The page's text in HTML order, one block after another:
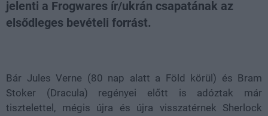
jelenti a Frogwares ír/ukrán csapatának az
elsődleges bevételi forrást.
Bár Jules Verne (80 nap alatt a Föld körül) és Bram
Stoker (Dracula) regényei előtt is adóztak már
tisztelettel, mégis újra és újra visszatérnek Sherlock